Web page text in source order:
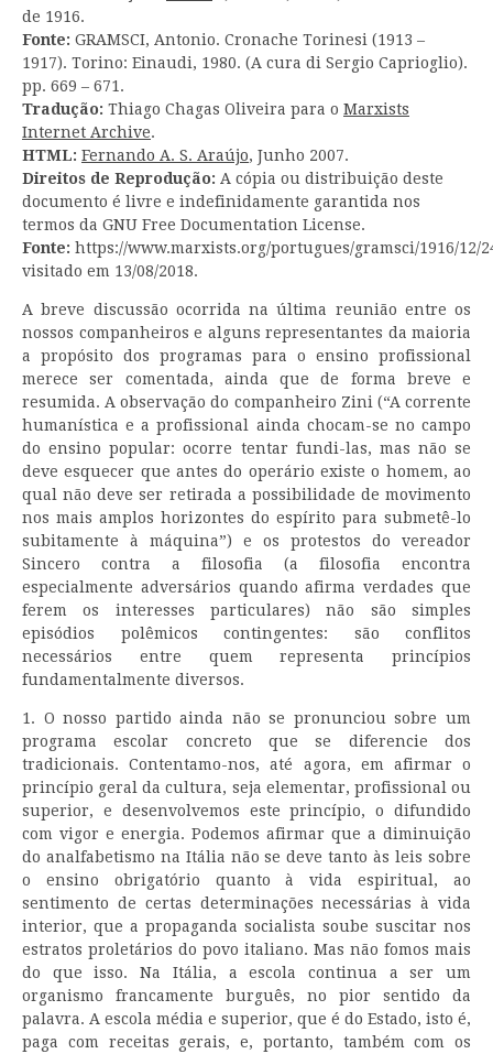
de 1916.
Fonte: GRAMSCI, Antonio. Cronache Torinesi (1913 –
1917). Torino: Einaudi, 1980. (A cura di Sergio Caprioglio).
pp. 669 – 671.
Tradução: Thiago Chagas Oliveira para o Marxists
Internet Archive.
HTML: Fernando A. S. Araújo, Junho 2007.
Direitos de Reprodução: A cópia ou distribuição deste
documento é livre e indefinidamente garantida nos
termos da GNU Free Documentation License.
Fonte: https://www.marxists.org/portugues/gramsci/1916/12/
visitado em 13/08/2018.
A breve discussão ocorrida na última reunião entre os
nossos companheiros e alguns representantes da maioria
a propósito dos programas para o ensino profissional
merece ser comentada, ainda que de forma breve e
resumida. A observação do companheiro Zini (“A corrente
humanística e a profissional ainda chocam-se no campo
do ensino popular: ocorre tentar fundi-las, mas não se
deve esquecer que antes do operário existe o homem, ao
qual não deve ser retirada a possibilidade de movimento
nos mais amplos horizontes do espírito para submetê-lo
subitamente à máquina”) e os protestos do vereador
Sincero contra a filosofia (a filosofia encontra
especialmente adversários quando afirma verdades que
ferem os interesses particulares) não são simples
episódios polêmicos contingentes: são conflitos
necessários entre quem representa princípios
fundamentalmente diversos.
1. O nosso partido ainda não se pronunciou sobre um
programa escolar concreto que se diferencie dos
tradicionais. Contentamo-nos, até agora, em afirmar o
princípio geral da cultura, seja elementar, profissional ou
superior, e desenvolvemos este princípio, o difundido
com vigor e energia. Podemos afirmar que a diminuição
do analfabetismo na Itália não se deve tanto às leis sobre
o ensino obrigatório quanto à vida espiritual, ao
sentimento de certas determinações necessárias à vida
interior, que a propaganda socialista soube suscitar nos
estratos proletários do povo italiano. Mas não fomos mais
do que isso. Na Itália, a escola continua a ser um
organismo francamente burguês, no pior sentido da
palavra. A escola média e superior, que é do Estado, isto é,
paga com receitas gerais, e, portanto, também com os